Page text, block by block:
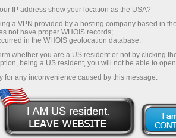
والعمولات في السوق، وظروف
مواتية لتداول الأسهم والمؤشرات
الحصول على مكافأة تصل إلى
30% على إيداعه، والاستفادة من
سرعة
وعلى الطريق السريع
جائزة هديتك الشخصية الكبرى
قم بإيداع المبلغ في حسابك باستخدام $333 — اختر هدية
تصل قيمتها إلى $1,500
تداول بدون مخاطرة -
IP address show your location as the USA?
a VPN provided by a hosting company based in
not have proper WHOIS records;
in the WHOIS geolocation database.
whether you are a US resident or not by clicking
being a US resident, you will not be able to
for any inconvenience caused by this message.